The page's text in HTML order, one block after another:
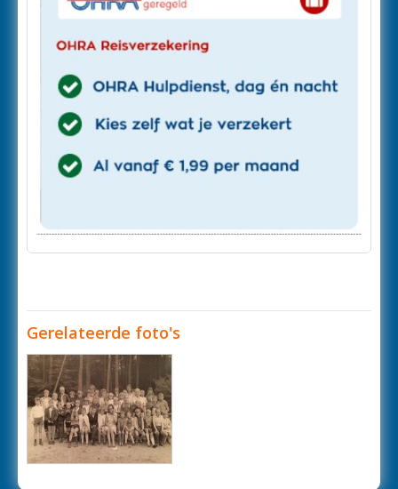
Gerelateerde foto's